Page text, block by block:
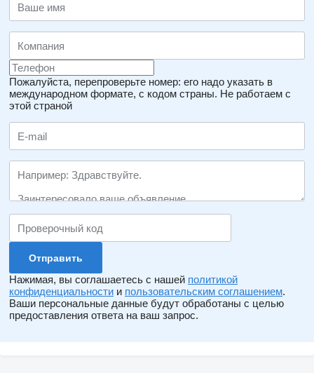
Пожалуйста, перепроверьте номер: его надо указать в
международном формате, с кодом страны. Не работаем с
этой страной
Нажимая, вы соглашаетесь с нашей политикой
конфиденциальности и пользовательским соглашением.
Ваши персональные данные будут обработаны с целью
предоставления ответа на ваш запрос.